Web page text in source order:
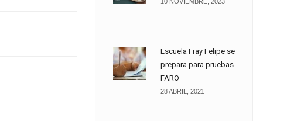
Escuela Fray Felipe se
prepara para pruebas
FARO
28 ABRIL, 2021